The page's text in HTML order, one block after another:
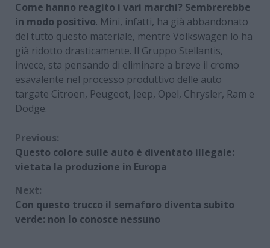
Come hanno reagito i vari marchi? Sembrerebbe
in modo positivo. Mini, infatti, ha già abbandonato
del tutto questo materiale, mentre Volkswagen lo ha
già ridotto drasticamente. Il Gruppo Stellantis,
invece, sta pensando di eliminare a breve il cromo
esavalente nel processo produttivo delle auto
targate Citroen, Peugeot, Jeep, Opel, Chrysler, Ram e
Dodge.
Continue
Reading
Previous:
Questo colore sulle auto è diventato illegale:
vietata la produzione in Europa
Next:
Con questo trucco il semaforo diventa subito
verde: non lo conosce nessuno